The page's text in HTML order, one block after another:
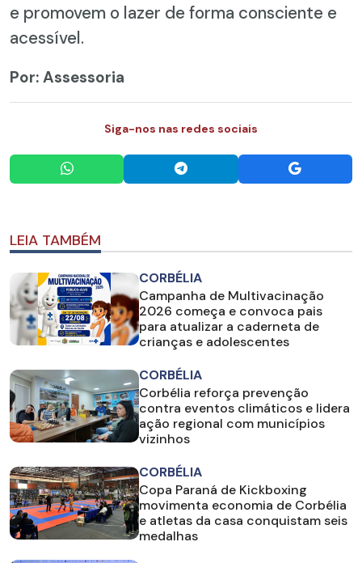
e promovem o lazer de forma consciente e
acessível.
Por: Assessoria
Siga-nos nas redes sociais
LEIA TAMBÉM
CORBÉLIA
Campanha de Multivacinação
2026 começa e convoca pais
para atualizar a caderneta de
crianças e adolescentes
CORBÉLIA
Corbélia reforça prevenção
contra eventos climáticos e lidera
ação regional com municípios
vizinhos
CORBÉLIA
Copa Paraná de Kickboxing
movimenta economia de Corbélia
e atletas da casa conquistam seis
medalhas